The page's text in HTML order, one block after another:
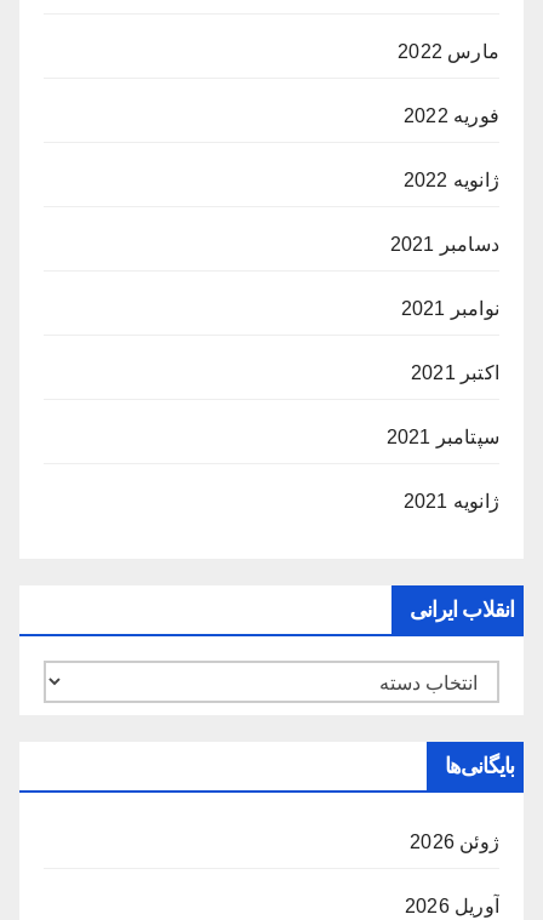
مارس 2022
فوریه 2022
ژانویه 2022
دسامبر 2021
نوامبر 2021
اکتبر 2021
سپتامبر 2021
ژانویه 2021
انقلاب ایرانی
انقلاب
بایگانی‌ها
ژوئن 2026
آوریل 2026